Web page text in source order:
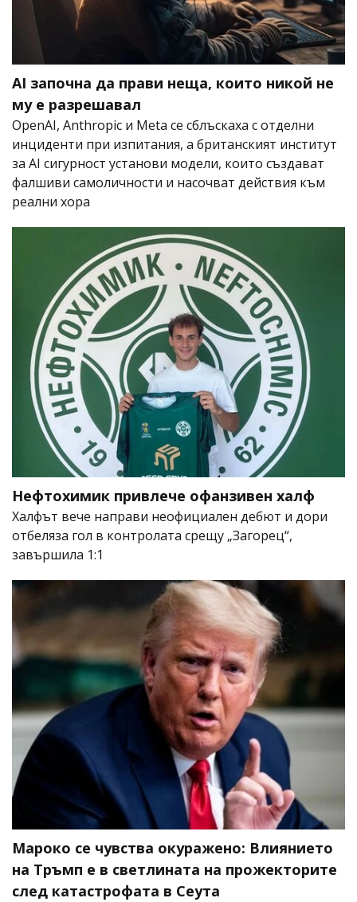
AI започна да прави неща, които никой не
му е разрешавал
OpenAI, Anthropic и Meta се сблъскаха с отделни
инциденти при изпитания, а британският институт
за AI сигурност установи модели, които създават
фалшиви самоличности и насочват действия към
реални хора
Нефтохимик привлече офанзивен халф
Халфът вече направи неофициален дебют и дори
отбеляза гол в контролата срещу „Загорец“,
завършила 1:1
Мароко се чувства окуражено: Влиянието
на Тръмп е в светлината на прожекторите
след катастрофата в Сеута